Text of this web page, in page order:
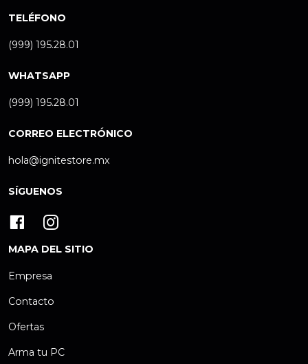
TELÉFONO
(999) 195.28.01
WHATSAPP
(999) 195.28.01
CORREO ELECTRÓNICO
hola@ignitestore.mx
SÍGUENOS
MAPA DEL SITIO
Empresa
Contacto
Ofertas
Arma tu PC